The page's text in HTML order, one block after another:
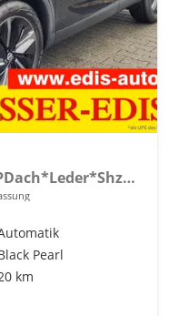
Tekna 4x4 4x4*Navi*LED*PDach*Leder*Shzg*BFS*
Pearl
km